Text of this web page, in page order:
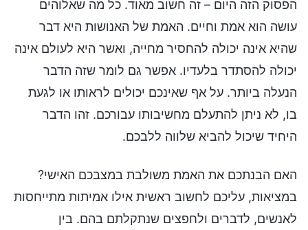
הפסוק הזה היום – זה חשוב מאוד. כל מה שאלוהים
עושה הוא אמת וחיים. האמת של האנושות היא דבר
שהיא אינה יכולה להחסיר מחייה, ואשר היא לעולם אינה
יכולה להסתדר בלעדיו. אפשר גם לומר שזה הדבר
הנעלה ביותר. על אף שאינכם יכולים לראותו או לגעת
בו, לא ניתן להתעלם מחשיבותו עבורכם. זהו הדבר
היחיד שיכול להביא שלווה ללבכם.
האם הבנתכם את האמת משולבת במצבכם האישי?
במציאות, עליכם לחשוב ראשית אילו אמיתות מתייחסות
לאנשים, לדברים ולחפצים שנתקלתם בהם. בין